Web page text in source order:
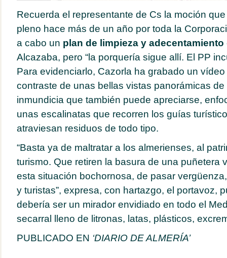
Recuerda el representante de Cs la moción
pleno hace más de un año por toda la
a cabo un plan de limpieza y
Alcazaba, pero “la porquería sigue allí. El PP
Para evidenciarlo, Cazorla ha grabado un
contraste de unas bellas vistas panorámicas
inmundicia que también puede apreciarse,
unas escalinatas que recorren los guías
atraviesan residuos de todo tipo.
“Basta ya de maltratar a los almerienses, al
turismo. Que retiren la basura de una puñetera
esta situación bochornosa, de pasar
y turistas”, expresa, con hartazgo, el portavoz,
debería ser un mirador envidiado en todo el
secarral lleno de litronas, latas, plásticos,
PUBLICADO EN ‘DIARIO DE ALMERÍA’